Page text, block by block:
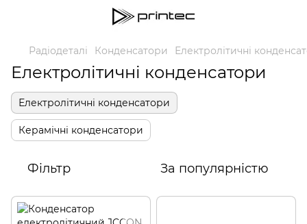
Радіодеталі Конденсатори Електролітичні
Електролітичні конденсатори
Електролітичні конденсатори
Керамічні конденсатори
Фільтр За популярністю